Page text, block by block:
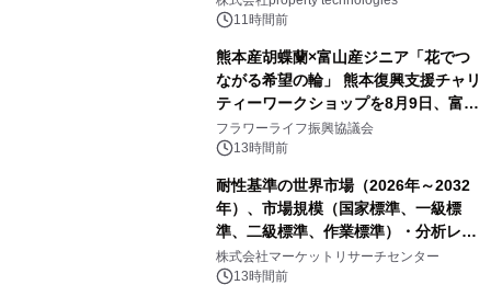
PropTech-Lab
11時間前
熊本産胡蝶蘭×富山産ジニア「花でつ
ながる希望の輪」 熊本復興支援チャリ
ティーワークショップを8月9日、富
山・射水で開催
フラワーライフ振興協議会
13時間前
耐性基準の世界市場（2026年～2032
年）、市場規模（国家標準、一級標
準、二級標準、作業標準）・分析レポ
ートを発表
株式会社マーケットリサーチセンター
13時間前